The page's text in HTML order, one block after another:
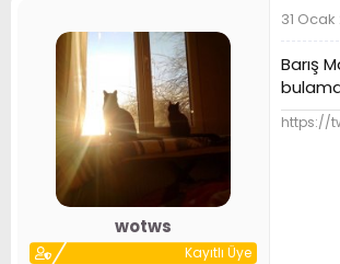
a
n
ı
ç
t
a
h
iwotws
Kayıtlı Üye
31
Barış
https://